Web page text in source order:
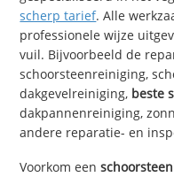
scherp tarief. Alle
professionele wijze
vuil. Bijvoorbeeld de
schoorsteenreiniging,
dakgevelreiniging, beste
dakpannenreiniging,
andere reparatie- en
Voorkom een